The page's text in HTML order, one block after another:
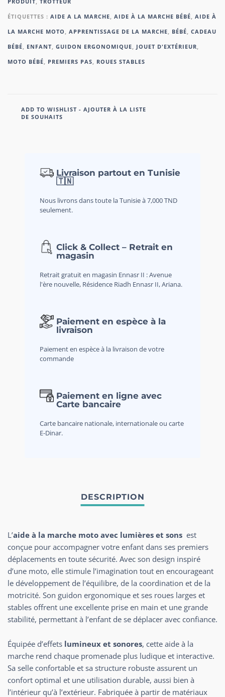
ÉTIQUETTES : AIDE A LA MARCHE AIDE À LA MARCHE BÉBÉ AIDE À
LA MARCHE MOTO
APPRENTISSAGE DE LA MARCHE BÉBÉ CADEAU
BÉBÉ
ENFANT GUIDON ERGONOMIQUE JOUET D'EXTÉRIEUR
MOTO BÉBÉ
PREMIERS PAS ROUES STABLES
ADD TO WISHLIST - AJOUTER À LA LISTE
DE SOUHAITS
Livraison partout en Tunisie
🇹🇳
Nous livrons dans toute la Tunisie à 7,000 TND
seulement.
Click & Collect – Retrait en
magasin
Retrait gratuit en magasin Ennasr II : Avenue
l'ère nouvelle, Résidence Riadh Ennasr II, Ariana.
Paiement en espèce à la
livraison
Paiement en espèce à la livraison de votre
commande
Paiement en ligne avec
Carte bancaire
Carte bancaire nationale, internationale ou carte
E-Dinar.
L’aide à la marche moto avec lumières et sons est
conçue pour accompagner votre enfant dans ses premiers
déplacements en toute sécurité. Avec son design inspiré
d’une moto, elle stimule l’imagination tout en encourageant
le développement de l’équilibre, de la coordination et de la
motricité. Son guidon ergonomique et ses roues larges et
stables offrent une excellente prise en main et une grande
stabilité, permettant à l’enfant de se déplacer avec confiance.
Équipée d’effets lumineux et sonores, cette aide à la
marche rend chaque promenade plus ludique et interactive.
Sa selle confortable et sa structure robuste assurent un
confort optimal et une utilisation durable, aussi bien à
l’intérieur qu’à l’extérieur. Fabriquée à partir de matériaux